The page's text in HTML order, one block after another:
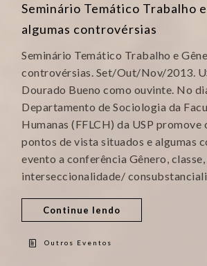
Seminário Temático Trabalho
algumas controvérsias
Seminário Temático Trabalho e
controvérsias. Set/Out/Nov/2013.
Dourado Bueno como ouvinte. No
Departamento de Sociologia da
Humanas (FFLCH) da USP
pontos de vista situados e algumas
evento a conferência Gênero,
interseccionalidade/
Continue lendo
Outros Eventos